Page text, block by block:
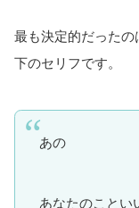
最も決定的だったの
下のセリフです。
あの
あなたのことい